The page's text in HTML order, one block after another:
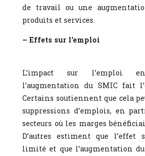
de travail ou une
produits et services.
– Effets sur l’emploi
L’impact sur l’emploi
l’augmentation du SMIC fait
Certains soutiennent que cela
suppressions d’emplois, en
secteurs où les marges
D’autres estiment que l’effet
limité et que l’augmentation du